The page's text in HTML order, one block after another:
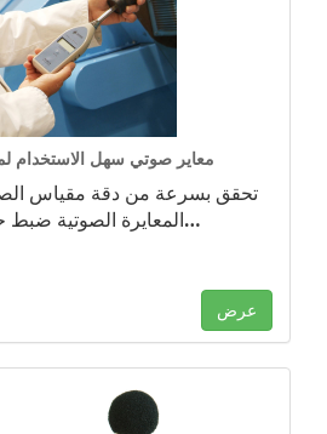
معاير صوتي سهل الاستخدام
تحقق بسرعة من دقة مقياس
المعايرة الصوتية…
عرض